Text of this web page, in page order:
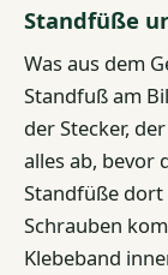
Standfüße
Was aus dem
Standfuß am
der Stecker,
alles ab, bevor
Standfüße dort
Schrauben
Klebeband